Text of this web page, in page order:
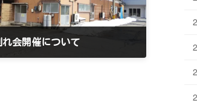
れ会開催について